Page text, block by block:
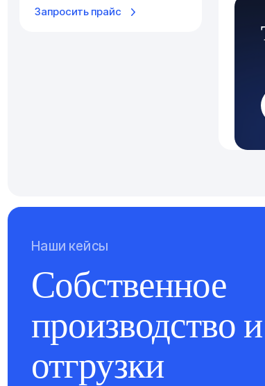
Запросить прайс
Наши кейсы
Собственное
производство и
отгрузки